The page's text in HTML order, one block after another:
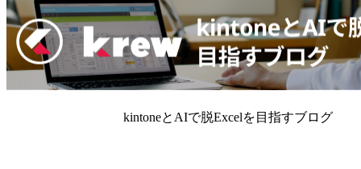
kintoneとAIで脱Excelを目指すブログ